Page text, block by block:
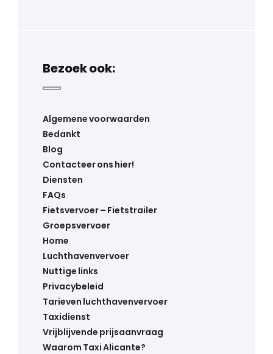
Bezoek ook:
Algemene voorwaarden
Bedankt
Blog
Contacteer ons hier!
Diensten
FAQs
Fietsvervoer – Fietstrailer
Groepsvervoer
Home
Luchthavenvervoer
Nuttige links
Privacybeleid
Tarieven luchthavenvervoer
Taxidienst
Vrijblijvende prijsaanvraag
Waarom Taxi Alicante?